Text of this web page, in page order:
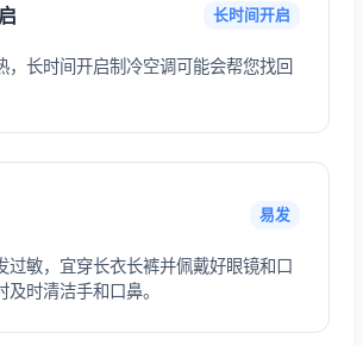
长时间开启
，长时间开启制冷空调可能会帮您找回
易发
过敏，宜穿长衣长裤并佩戴好眼镜和口
及时清洁手和口鼻。